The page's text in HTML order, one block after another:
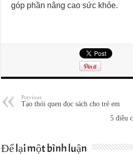
góp phần nâng cao sức khỏe.
Previous
Tạo thói quen đọc sách cho trẻ em
5 điều
Để lại một bình luận